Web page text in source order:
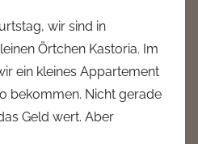
n
a
d
m
i
wir sind in
Örtchen Kastoria. Im
ein kleines Appartement
bekommen. Nicht gerade
Geld wert. Aber